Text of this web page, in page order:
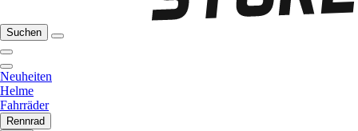
Suchen
Neuheiten
Helme
Fahrräder
Rennrad